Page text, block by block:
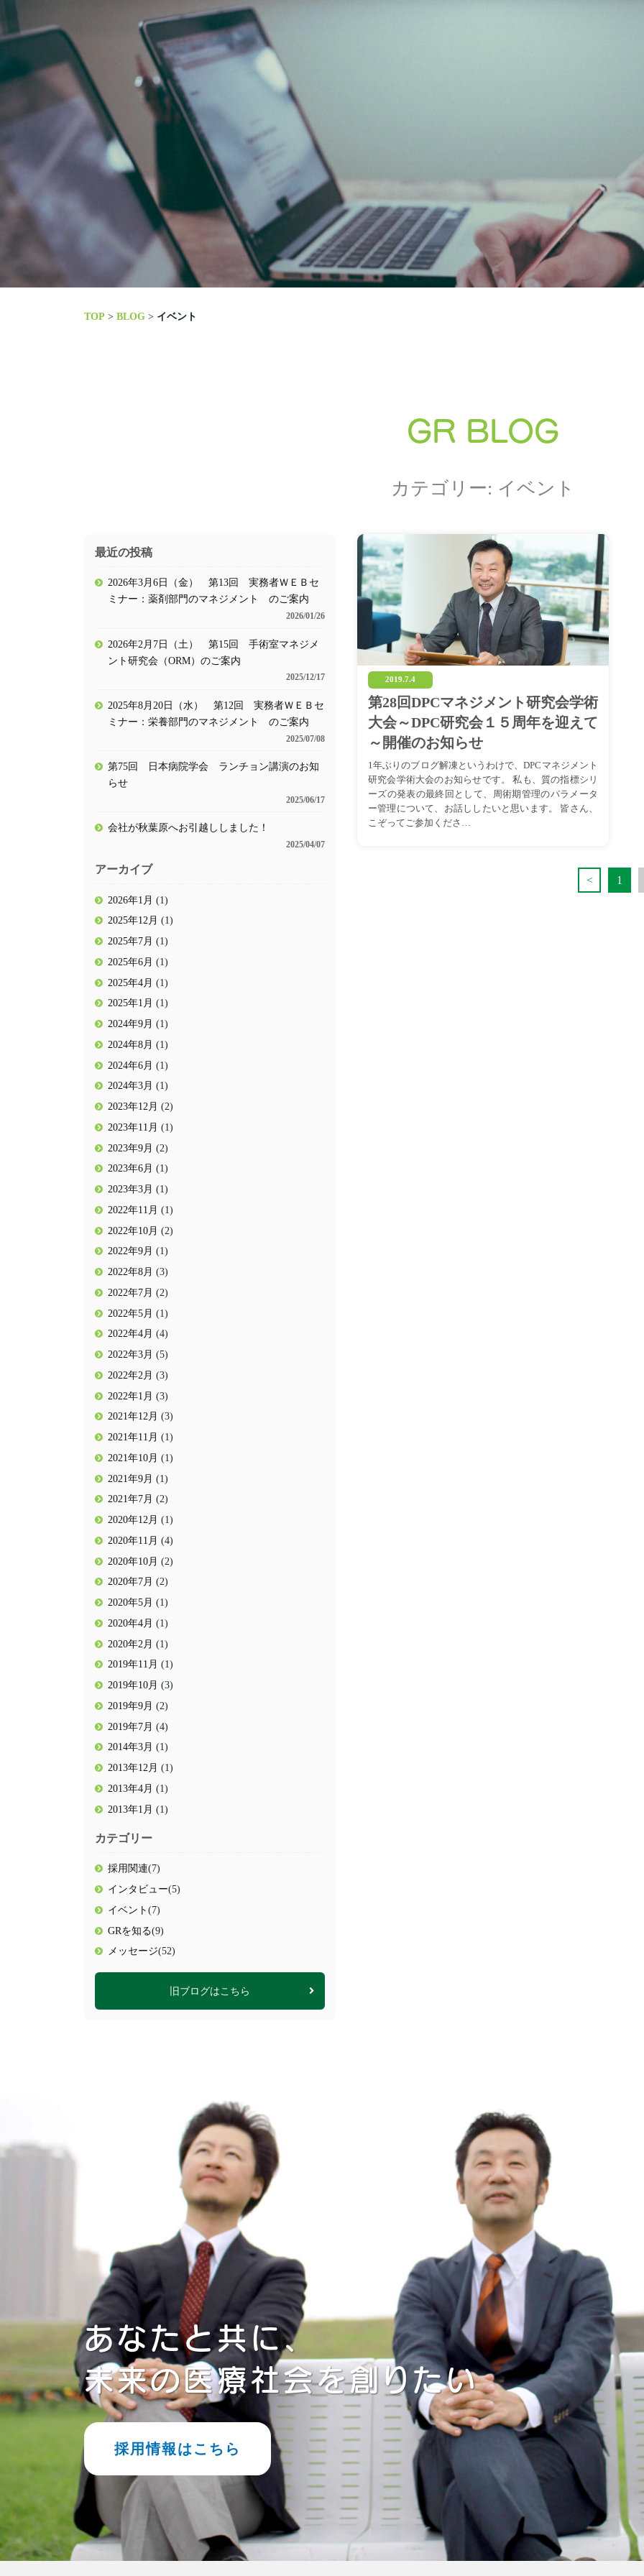
TOP > BLOG > イベント
GR BLOG
カテゴリー: イベント
2019.7.4
第28回DPCマネジメント研究会学術
大会～DPC研究会１５周年を迎えて
～開催のお知らせ
1年ぶりのブログ解凍というわけで、DPCマネジメント
研究会学術大会のお知らせです。 私も、質の指標シリ
ーズの発表の最終回として、周術期管理のパラメータ
ー管理について、お話ししたいと思います。 皆さん、
こぞってご参加くださ…
< 1
最近の投稿
2026年3月6日（金） 第13回 実務者ＷＥＢセ
ミナー：薬剤部門のマネジメント のご案内
2026/01/26
2026年2月7日（土） 第15回 手術室マネジメ
ント研究会（ORM）のご案内
2025/12/17
2025年8月20日（水） 第12回 実務者ＷＥＢセ
ミナー：栄養部門のマネジメント のご案内
2025/07/08
第75回 日本病院学会 ランチョン講演のお知
らせ
2025/06/17
会社が秋葉原へお引越ししました！
2025/04/07
アーカイブ
2026年1月 (1)
2025年12月 (1)
2025年7月 (1)
2025年6月 (1)
2025年4月 (1)
2025年1月 (1)
2024年9月 (1)
2024年8月 (1)
2024年6月 (1)
2024年3月 (1)
2023年12月 (2)
2023年11月 (1)
2023年9月 (2)
2023年6月 (1)
2023年3月 (1)
2022年11月 (1)
2022年10月 (2)
2022年9月 (1)
2022年8月 (3)
2022年7月 (2)
2022年5月 (1)
2022年4月 (4)
2022年3月 (5)
2022年2月 (3)
2022年1月 (3)
2021年12月 (3)
2021年11月 (1)
2021年10月 (1)
2021年9月 (1)
2021年7月 (2)
2020年12月 (1)
2020年11月 (4)
2020年10月 (2)
2020年7月 (2)
2020年5月 (1)
2020年4月 (1)
2020年2月 (1)
2019年11月 (1)
2019年10月 (3)
2019年9月 (2)
2019年7月 (4)
2014年3月 (1)
2013年12月 (1)
2013年4月 (1)
2013年1月 (1)
カテゴリー
採用関連(7)
インタビュー(5)
イベント(7)
GRを知る(9)
メッセージ(52)
旧ブログはこちら
あなたと共に、
未来の医療社会を創りたい
採用情報はこちら